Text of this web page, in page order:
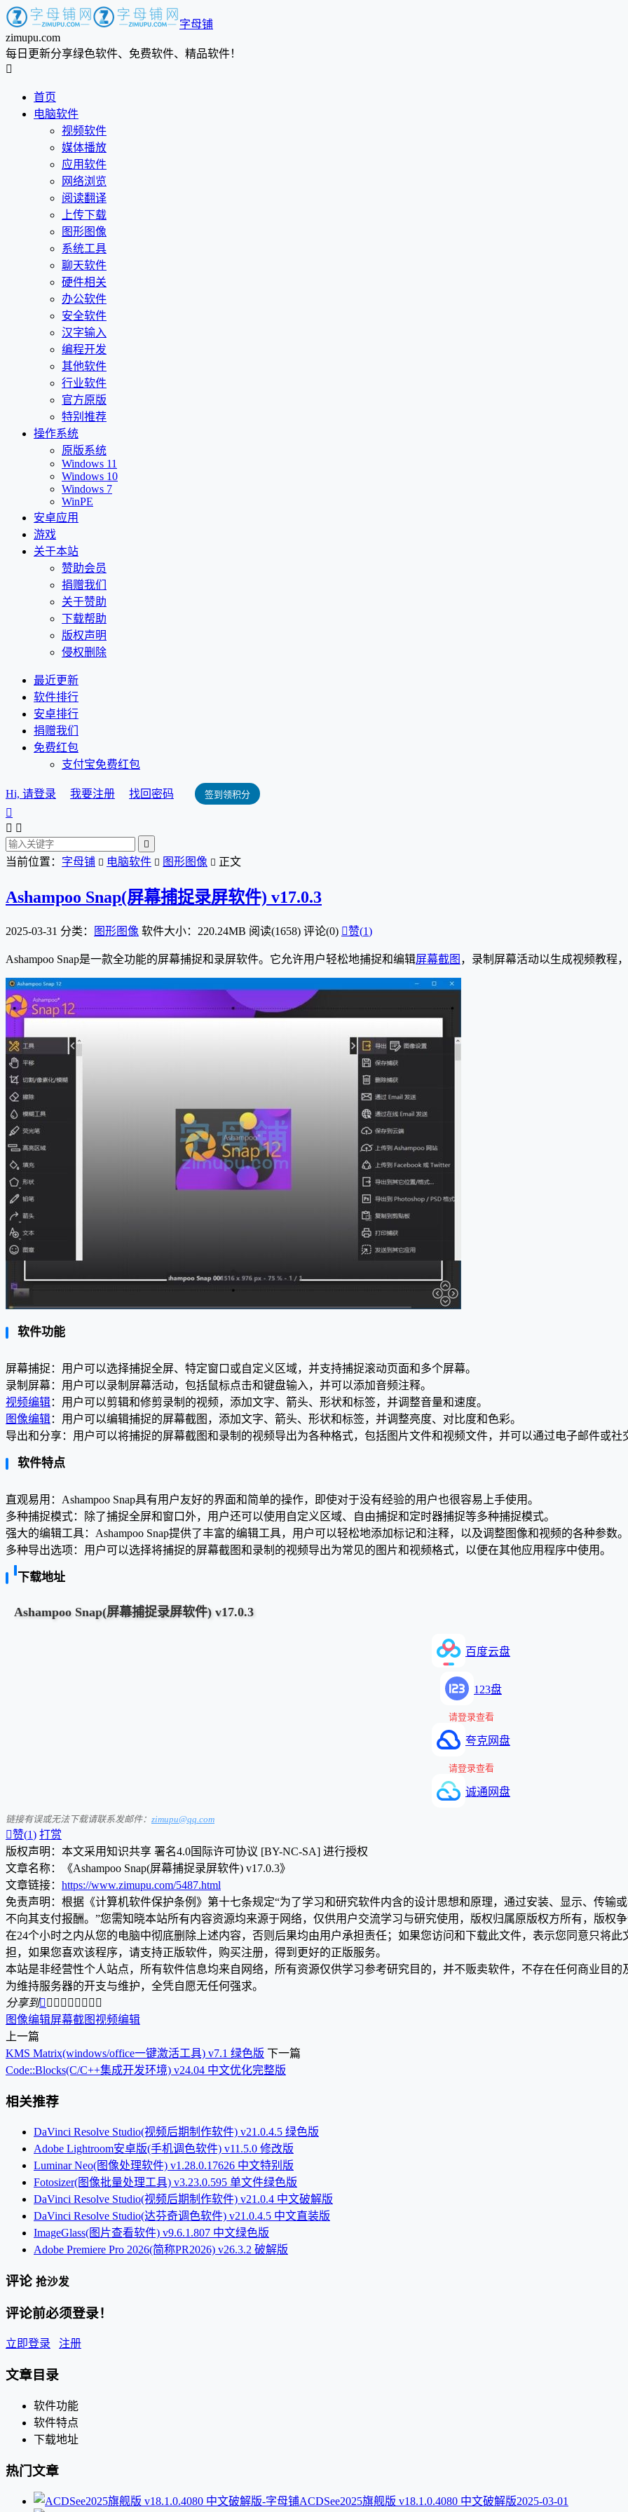
字母铺
zimupu.com
每日更新分享绿色软件、免费软件、精品软件！

首页
电脑软件
视频软件
媒体播放
应用软件
网络浏览
阅读翻译
上传下载
图形图像
系统工具
聊天软件
硬件相关
办公软件
安全软件
汉字输入
编程开发
其他软件
行业软件
官方原版
特别推荐
操作系统
原版系统
Windows 11
Windows 10
Windows 7
WinPE
安卓应用
游戏
关于本站
赞助会员
捐赠我们
关于赞助
下载帮助
版权声明
侵权删除
最近更新
软件排行
安卓排行
捐赠我们
免费红包
支付宝免费红包
Hi, 请登录 我要注册 找回密码 签到领积分

 

当前位置： 字母铺  电脑软件  图形图像  正文
Ashampoo Snap(屏幕捕捉录屏软件) v17.0.3
2025-03-31 分类： 图形图像 软件大小：220.24MB 阅读(1658) 评论(0) 赞(1)
Ashampoo Snap是一款全功能的屏幕捕捉和录屏软件。它允许用户轻松地捕捉和编辑屏幕截图 ，录制屏幕活动以生成视频教程
软件功能
屏幕捕捉：用户可以选择捕捉全屏、特定窗口或自定义区域，并支持捕捉滚动页面和多个屏幕。
录制屏幕：用户可以录制屏幕活动，包括鼠标点击和键盘输入，并可以添加音频注释。
视频编辑：用户可以剪辑和修剪录制的视频，添加文字、箭头、形状和标签，并调整音量和速度。
图像编辑：用户可以编辑捕捉的屏幕截图，添加文字、箭头、形状和标签，并调整亮度、对比度和色彩。
导出和分享：用户可以将捕捉的屏幕截图和录制的视频导出为各种格式，包括图片文件和视频文件，并可以通过电子邮件或社
软件特点
直观易用：Ashampoo Snap具有用户友好的界面和简单的操作，即使对于没有经验的用户也很容易上手使用。
多种捕捉模式：除了捕捉全屏和窗口外，用户还可以使用自定义区域、自由捕捉和定时器捕捉等多种捕捉模式。
强大的编辑工具：Ashampoo Snap提供了丰富的编辑工具，用户可以轻松地添加标记和注释，以及调整图像和视频的各种参数。
多种导出选项：用户可以选择将捕捉的屏幕截图和录制的视频导出为常见的图片和视频格式，以便在其他应用程序中使用。
下载地址
Ashampoo Snap(屏幕捕捉录屏软件) v17.0.3
百度云盘
123盘
请登录查看
夸克网盘
请登录查看
诚通网盘
链接有误或无法下载请联系发邮件： zimupu@qq.com
赞(1) 打赏
版权声明：本文采用知识共享 署名4.0国际许可协议 [BY-NC-SA] 进行授权
文章名称：《Ashampoo Snap(屏幕捕捉录屏软件) v17.0.3》
文章链接： https://www.zimupu.com/5487.html
免责声明：根据《计算机软件保护条例》第十七条规定“为了学习和研究软件内含的设计思想和原理，通过安装、显示、传输
不向其支付报酬。”您需知晓本站所有内容资源均来源于网络，仅供用户交流学习与研究使用，版权归属原版权方所有，版权
在24个小时之内从您的电脑中彻底删除上述内容，否则后果均由用户承担责任；如果您访问和下载此文件，表示您同意只将
担，如果您喜欢该程序，请支持正版软件，购买注册，得到更好的正版服务。
本站是非经营性个人站点，所有软件信息均来自网络，所有资源仅供学习参考研究目的，并不贩卖软件，不存在任何商业目
为维持服务器的开支与维护，全凭自愿无任何强求。
分享到        
图像编辑屏幕截图视频编辑
上一篇
KMS Matrix(windows/office⼀键激活⼯具) v7.1 绿色版 下一篇
Code::Blocks(C/C++集成开发环境) v24.04 中文优化完整版
相关推荐
DaVinci Resolve Studio(视频后期制作软件) v21.0.4.5 绿色版
Adobe Lightroom安卓版(手机调色软件) v11.5.0 修改版
Luminar Neo(图像处理软件) v1.28.0.17626 中文特别版
Fotosizer(图像批量处理工具) v3.23.0.595 单文件绿色版
DaVinci Resolve Studio(视频后期制作软件) v21.0.4 中文破解版
DaVinci Resolve Studio(达芬奇调色软件) v21.0.4.5 中文直装版
ImageGlass(图片查看软件) v9.6.1.807 中文绿色版
Adobe Premiere Pro 2026(简称PR2026) v26.3.2 破解版
评论 抢沙发
评论前必须登录！
立即登录 注册
文章目录
软件功能
软件特点
下载地址
热门文章
ACDSee2025旗舰版 v18.1.0.4080 中文破解版2025-03-01